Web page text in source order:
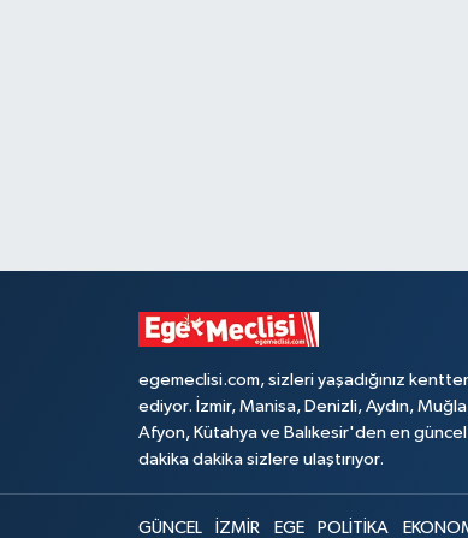
egemeclisi.com, sizleri yaşadığınız
ediyor. İzmir, Manisa, Denizli, Aydın,
Afyon, Kütahya ve Balıkesir'den en
dakika dakika sizlere ulaştırıyor.
GÜNCEL İZMİR EGE POLİTİKA